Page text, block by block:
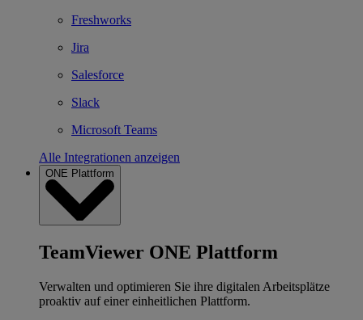
Freshworks
Jira
Salesforce
Slack
Microsoft Teams
Alle Integrationen anzeigen
ONE Plattform
TeamViewer ONE Plattform
Verwalten und optimieren Sie ihre digitalen Arbeitsplätze
proaktiv auf einer einheitlichen Plattform.